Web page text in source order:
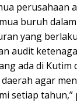
perusahaan
buruh
yang
audit
ada di Kutim
agar
setiap tahun,”